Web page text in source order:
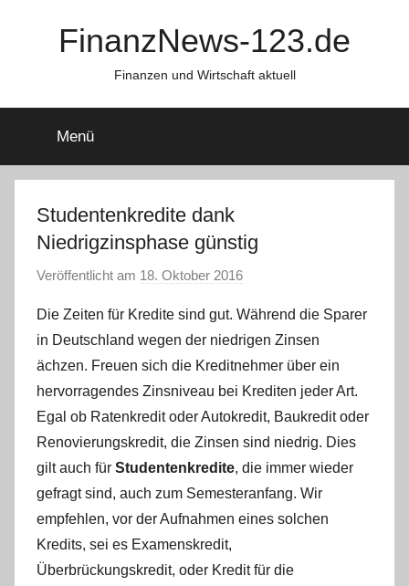
FinanzNews-123.de
Finanzen und Wirtschaft aktuell
Menü
Studentenkredite dank
Niedrigzinsphase günstig
Veröffentlicht am 18. Oktober 2016
n
C
W
Die Zeiten für Kredite sind gut. Während die Sparer
in Deutschland wegen der niedrigen Zinsen
ächzen. Freuen sich die Kreditnehmer über ein
hervorragendes Zinsniveau bei Krediten jeder Art.
Egal ob Ratenkredit oder Autokredit, Baukredit oder
Renovierungskredit, die Zinsen sind niedrig. Dies
gilt auch für Studentenkredite, die immer wieder
gefragt sind, auch zum Semesteranfang. Wir
empfehlen, vor der Aufnahmen eines solchen
Kredits, sei es Examenskredit,
Überbrückungskredit, oder Kredit für die